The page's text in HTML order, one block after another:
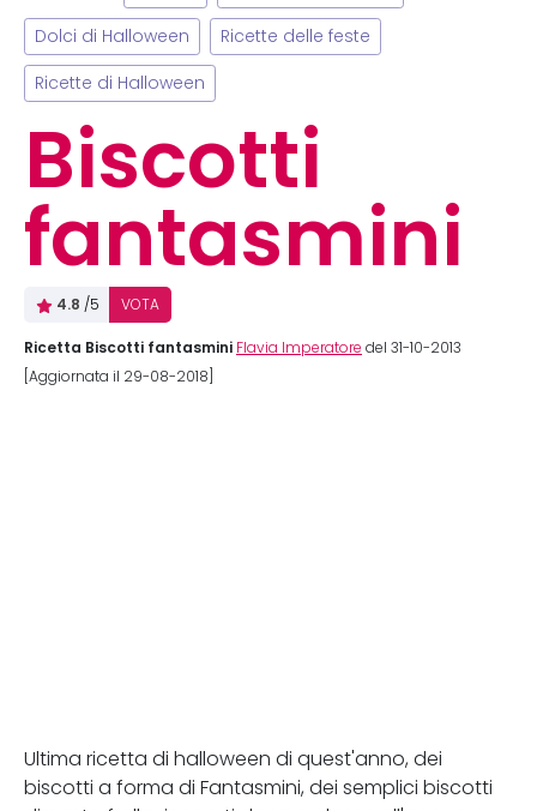
Dolci di Halloween Ricette delle feste
Ricette di Halloween
Biscotti
fantasmini
4.8 /5 VOTA
Ricetta Biscotti fantasmini Flavia Imperatore del 31-10-2013
[Aggiornata il 29-08-2018]
Ultima ricetta di halloween di quest'anno, dei
biscotti a forma di Fantasmini, dei semplici biscotti